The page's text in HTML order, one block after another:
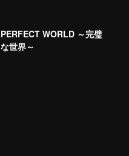
PERFECT WORLD ～完璧
な世界～